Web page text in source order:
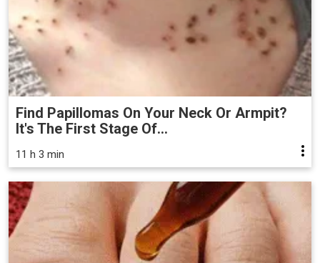
Find Papillomas On Your Neck Or Armpit?
It's The First Stage Of...
11 h 3 min